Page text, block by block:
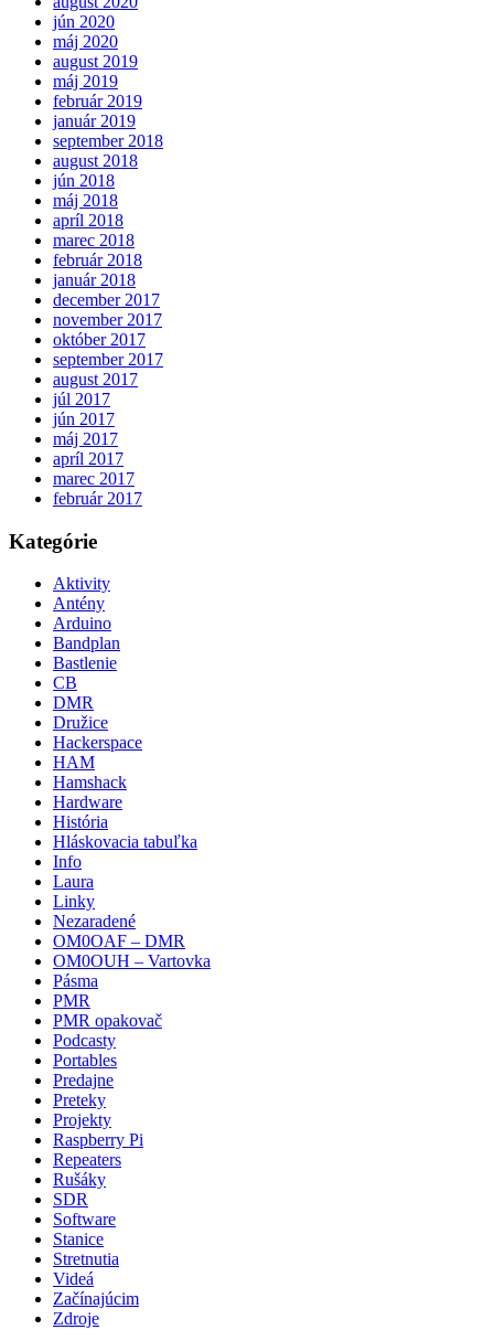
jún 2020
máj 2020
august 2019
máj 2019
február 2019
január 2019
september 2018
august 2018
jún 2018
máj 2018
apríl 2018
marec 2018
február 2018
január 2018
december 2017
november 2017
október 2017
september 2017
august 2017
júl 2017
jún 2017
máj 2017
apríl 2017
marec 2017
február 2017
Kategórie
Aktivity
Antény
Arduino
Bandplan
Bastlenie
CB
DMR
Družice
Hackerspace
HAM
Hamshack
Hardware
História
Hláskovacia tabuľka
Info
Laura
Linky
Nezaradené
OM0OAF – DMR
OM0OUH – Vartovka
Pásma
PMR
PMR opakovač
Podcasty
Portables
Predajne
Preteky
Projekty
Raspberry Pi
Repeaters
Rušáky
SDR
Software
Stanice
Stretnutia
Videá
Začínajúcim
Zdroje